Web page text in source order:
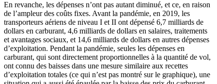
En revanche, les dépenses n’ont pas autant diminué, et ce, en raison
de l’ampleur des coûts fixes. Avant la pandémie, en 2019, les
transporteurs aériens de niveau I et II ont dépensé 6,7 milliards de
dollars en carburant, 4,6 milliards de dollars en salaires, traitements
et avantages sociaux, et 14,6 milliards de dollars en autres dépenses
d’exploitation. Pendant la pandémie, seules les dépenses en
carburant, qui sont directement proportionnelles à la quantité de vol,
ont connu des baisses dans une mesure similaire aux recettes
d’exploitation totales (ce qui n’est pas montré sur le graphique), une